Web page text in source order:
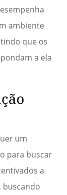
ambiente
que os
a ela
um
para buscar
a
buscando